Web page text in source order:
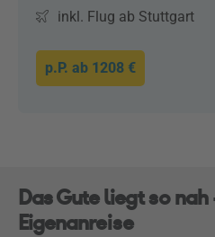
inkl. Flug ab Stuttgart
p.P. ab 1208 €
Das Gute liegt so
Eigenanreise